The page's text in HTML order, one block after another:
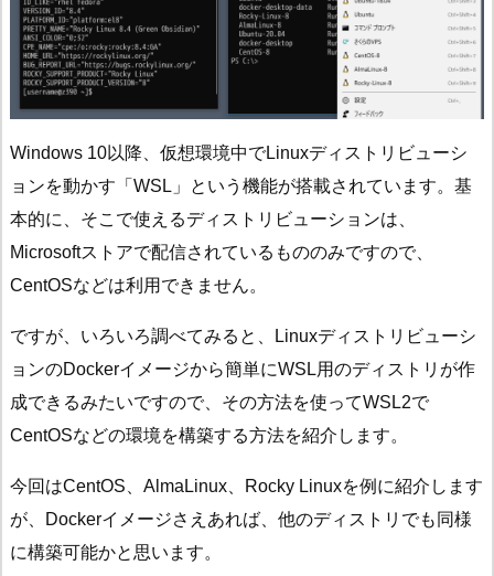
Windows 10以降、仮想環境中でLinuxディストリビューシ
ョンを動かす「WSL」という機能が搭載されています。基
本的に、そこで使えるディストリビューションは、
Microsoftストアで配信されているもののみですので、
CentOSなどは利用できません。
ですが、いろいろ調べてみると、Linuxディストリビューシ
ョンのDockerイメージから簡単にWSL用のディストリが作
成できるみたいですので、その方法を使ってWSL2で
CentOSなどの環境を構築する方法を紹介します。
今回はCentOS、AlmaLinux、Rocky Linuxを例に紹介します
が、Dockerイメージさえあれば、他のディストリでも同様
に構築可能かと思います。